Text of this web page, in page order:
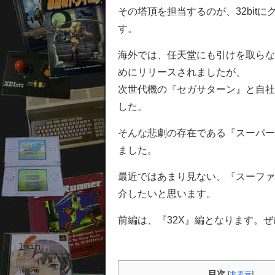
その塔頂を担当するのが、32bitに
す。
海外では、任天堂にも引けを取ら
めにリリースされましたが、
次世代機の『セガサターン』と自
した。
そんな悲劇の存在である『スーパ
ました。
最近ではあまり見ない、『スーフ
介したいと思います。
前編は、『32X』編となります。